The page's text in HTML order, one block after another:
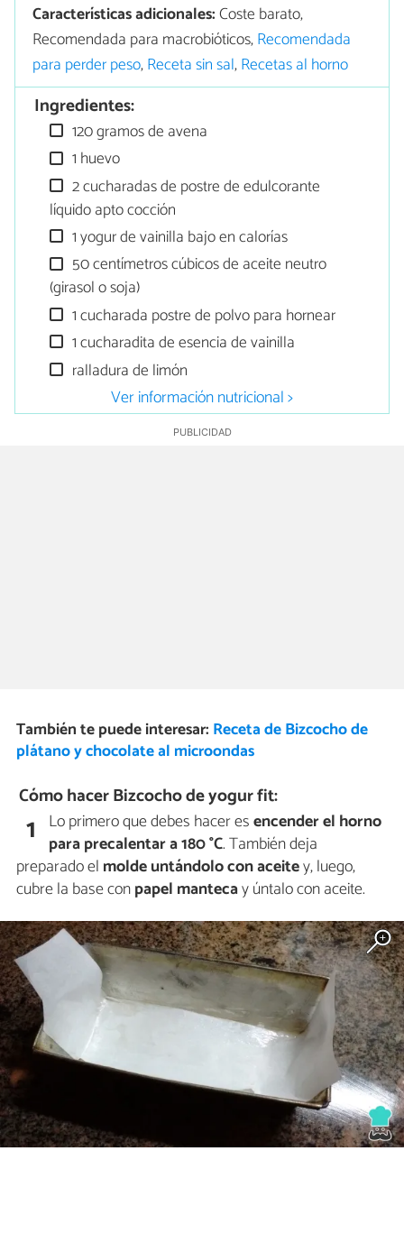
Características adicionales:Coste barato,
Recomendada para macrobióticos,Recomendada
para perder peso,Receta sin sal,Recetas al horno
Ingredientes:
120 gramos de avena
1 huevo
2 cucharadas de postre de edulcorante
líquido apto cocción
1 yogur de vainilla bajo en calorías
50 centímetros cúbicos de aceite neutro
(girasol o soja)
1 cucharada postre de polvo para hornear
1 cucharadita de esencia de vainilla
ralladura de limón
Ver información nutricional >
También te puede interesar: Receta de Bizcocho de
plátano y chocolate al microondas
Cómo hacer Bizcocho de yogur fit:
1 Lo primero que debes hacer esencender el horno
para precalentar a 180 °C. También deja
preparado el molde untándolo con aceitey, luego,
cubre la base conpapel mantecay úntalo con aceite.